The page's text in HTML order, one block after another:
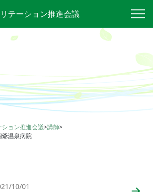
テーション推進会議
ョン推進会議>講師>
温泉病院
10/01